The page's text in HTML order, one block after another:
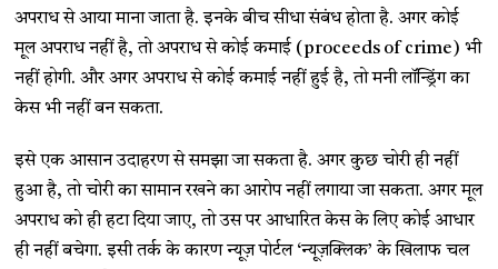
अपराध से आया माना जाता है. इनके बीच सीधा संबंध होता है. अगर कोई
मूल अपराध नहीं है, तो अपराध से कोई कमाई (proceeds of crime) भी
नहीं होगी. और अगर अपराध से कोई कमाई नहीं हुई है, तो मनी लॉन्ड्रिंग का
केस भी नहीं बन सकता.
इसे एक आसान उदाहरण से समझा जा सकता है. अगर कुछ चोरी ही नहीं
हुआ है, तो चोरी का सामान रखने का आरोप नहीं लगाया जा सकता. अगर मूल
अपराध को ही हटा दिया जाए, तो उस पर आधारित केस के लिए कोई आधार
ही नहीं बचेगा. इसी तर्क के कारण न्यूज़ पोर्टल ‘न्यूज़क्लिक’ के खिलाफ चल